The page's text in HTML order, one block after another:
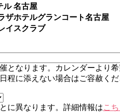
ル 名古屋
ザホテルグランコート名古屋
イスクラブ
となります。カレンダーより
程に添えない場合はご容赦くだ
に異なります。詳細情報はこ